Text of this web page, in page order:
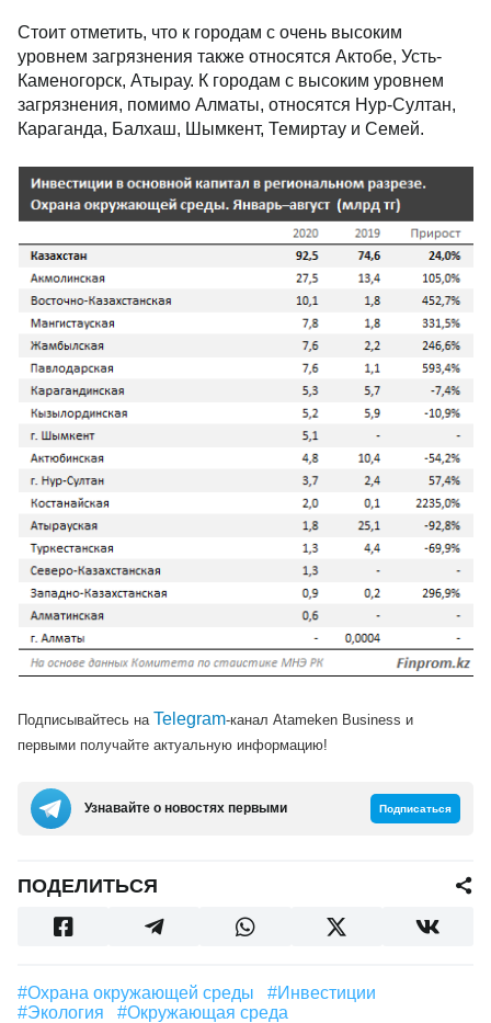
Стоит отметить, что к городам с очень высоким
уровнем загрязнения также относятся Актобе, Усть-
Каменогорск, Атырау. К городам с высоким уровнем
загрязнения, помимо Алматы, относятся Нур-Султан,
Караганда, Балхаш, Шымкент, Темиртау и Семей.
Подписывайтесь на Telegram-канал Atameken Business и
первыми получайте актуальную информацию!
Узнавайте о новостях первыми Подписаться
ПОДЕЛИТЬСЯ
#Охрана окружающей среды
#Инвестиции
#экология
#окружающая среда